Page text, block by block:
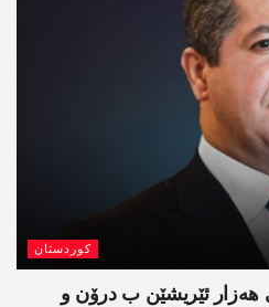
کوردستان
ھەزار ئێریشێن ب درۆن و